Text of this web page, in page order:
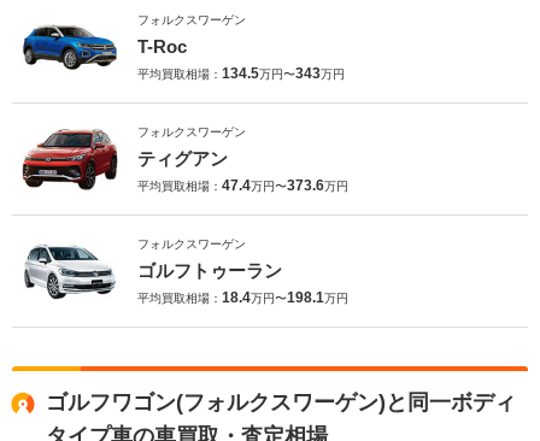
フォルクスワーゲン
T-Roc
平均買取相場： 134.5万円〜343万円
フォルクスワーゲン
ティグアン
平均買取相場： 47.4万円〜373.6万円
フォルクスワーゲン
ゴルフトゥーラン
平均買取相場： 18.4万円〜198.1万円
ゴルフワゴン(フォルクスワーゲン)と同一ボディ
タイプ車の車買取・査定相場